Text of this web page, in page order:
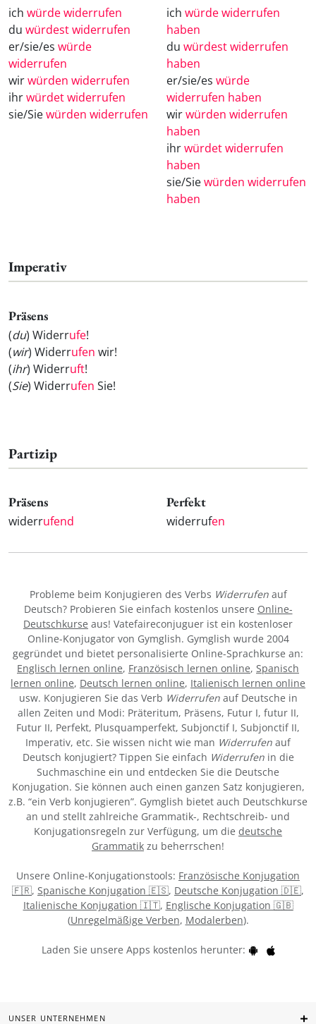
ich würde widerrufen
du würdest widerrufen
er/sie/es würde
widerrufen
wirwürden widerrufen
ihrwürdet widerrufen
sie/Siewürden widerrufen
ich würde widerrufen
haben
du würdest widerrufen
haben
er/sie/es würde
widerrufen haben
wirwürden widerrufen
haben
ihrwürdet widerrufen
haben
sie/Siewürden widerrufen
haben
Imperativ
Präsens
(du) Widerrufe!
(wir) Widerrufen wir!
(ihr) Widerruft!
(Sie) Widerrufen Sie!
Partizip
Präsens
widerrufend
Perfekt
widerrufen
Probleme beim Konjugieren des Verbs Widerrufenauf
Deutsch? Probieren Sie einfach kostenlos unsere Online-
Deutschkurse aus! Vatefaireconjuguer ist ein kostenloser
Online-Konjugator von Gymglish. Gymglish wurde 2004
gegründet und bietet personalisierte Online-Sprachkurse an:
Englisch lernen online, Französisch lernen online, Spanisch
lernen online, Deutsch lernen online, Italienisch lernen online
usw. Konjugieren Sie das Verb Widerrufenauf Deutsche in
allen Zeiten und Modi: Präteritum, Präsens, Futur I, futur II,
Futur II, Perfekt, Plusquamperfekt, Subjonctif I, Subjonctif II,
Imperativ, etc. Sie wissen nicht wie man Widerrufen auf
Deutsch konjugiert? Tippen Sie einfach Widerrufenin die
Suchmaschine ein und entdecken Sie die Deutsche
Konjugation. Sie können auch einen ganzen Satz konjugieren,
z.B. “ein Verb konjugieren”. Gymglish bietet auch Deutschkurse
an und stellt zahlreiche Grammatik-, Rechtschreib- und
Konjugationsregeln zur Verfügung, um die deutsche
Grammatik zu beherrschen!
Unsere Online-Konjugationstools: Französische Konjugation
🇫🇷, Spanische Konjugation 🇪🇸, Deutsche Konjugation 🇩🇪,
Italienische Konjugation 🇮🇹, Englische Konjugation 🇬🇧
(Unregelmäßige Verben, Modalerben).
Laden Sie unsere Apps kostenlos herunter:
UNSER UNTERNEHMEN